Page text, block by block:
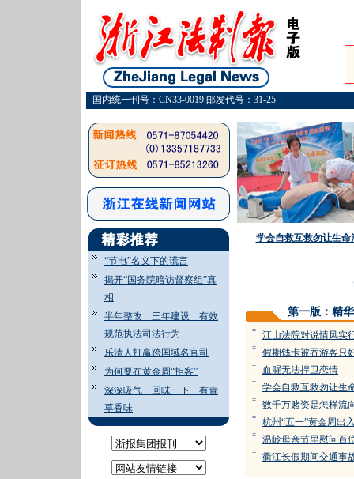
国内统一刊号：CN33-0019 邮发代号：31-25
“节电”名义下的谎言
揭开“国务院暗访督察组”真
相
半年整改 三年建设 有效
规范执法司法行为
乐清人打赢跨国域名官司
为何要在黄金周“拒客”
深深吸气 回味一下 有青
草香味
学会自救互救勿让生命
第一版：精
= 江山法院对说情风实
= 假期钱卡被吞游客只
= 血腥无法捍卫恋情
= 学会自救互救勿让生
= 数千万赌资是怎样流
= 杭州“五一”黄金周出
= 温岭母亲节里慰问百
= 衢江长假期间交通事